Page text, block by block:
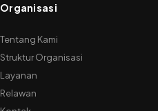
Organisasi
Tentang Kami
Struktur Organisasi
Layanan
Relawan